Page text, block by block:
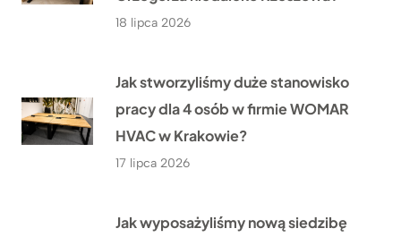
18 lipca 2026
Jak stworzyliśmy duże stanowisko
pracy dla 4 osób w firmie WOMAR
HVAC w Krakowie?
17 lipca 2026
Jak wyposażyliśmy nową siedzibę